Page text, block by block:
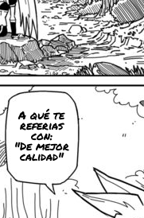
A qué te
referias
con:
"De mejor
calidad"